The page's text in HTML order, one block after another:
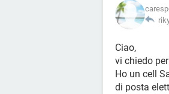
Ciao,
vi chiedo
Ho un cell
di posta